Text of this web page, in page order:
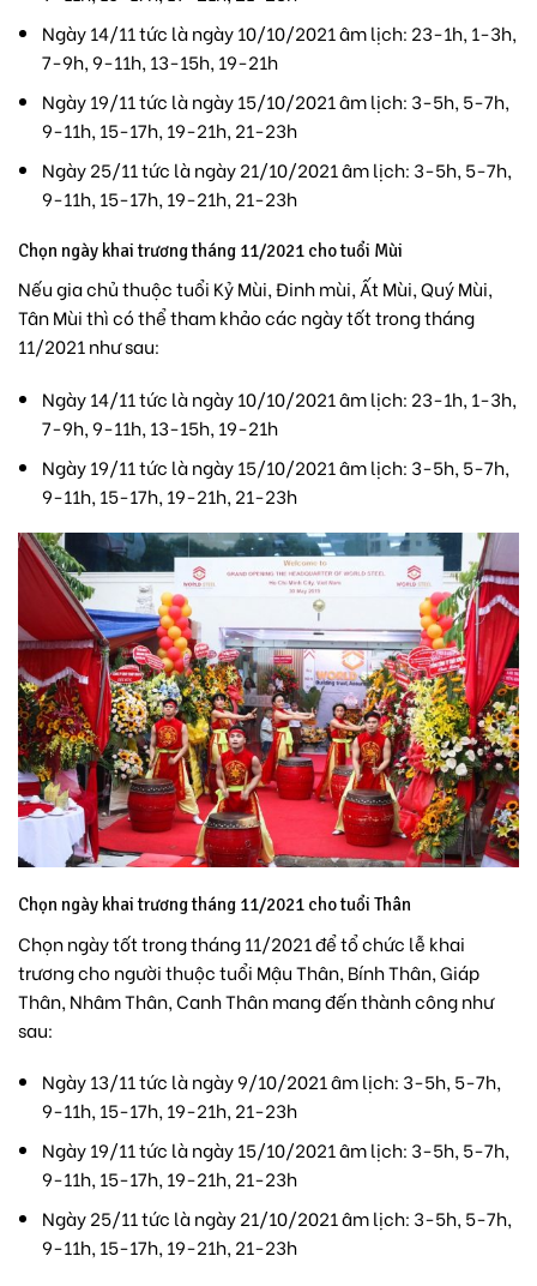
Ngày 14/11 tức là ngày 10/10/2021 âm lịch: 23-1h, 1-3h,
7-9h, 9-11h, 13-15h, 19-21h
Ngày 19/11 tức là ngày 15/10/2021 âm lịch: 3-5h, 5-7h,
9-11h, 15-17h, 19-21h, 21-23h
Ngày 25/11 tức là ngày 21/10/2021 âm lịch: 3-5h, 5-7h,
9-11h, 15-17h, 19-21h, 21-23h
Chọn ngày khai trương tháng 11/2021 cho tuổi Mùi
Nếu gia chủ thuộc tuổi Kỷ Mùi, Đinh mùi, Ất Mùi, Quý Mùi,
Tân Mùi thì có thể tham khảo các ngày tốt trong tháng
11/2021 như sau:
Ngày 14/11 tức là ngày 10/10/2021 âm lịch: 23-1h, 1-3h,
7-9h, 9-11h, 13-15h, 19-21h
Ngày 19/11 tức là ngày 15/10/2021 âm lịch: 3-5h, 5-7h,
9-11h, 15-17h, 19-21h, 21-23h
Chọn ngày khai trương tháng 11/2021 cho tuổi Thân
Chọn ngày tốt trong tháng 11/2021 để tổ chức lễ khai
trương cho người thuộc tuổi Mậu Thân, Bính Thân, Giáp
Thân, Nhâm Thân, Canh Thân mang đến thành công như
sau:
Ngày 13/11 tức là ngày 9/10/2021 âm lịch: 3-5h, 5-7h,
9-11h, 15-17h, 19-21h, 21-23h
Ngày 19/11 tức là ngày 15/10/2021 âm lịch: 3-5h, 5-7h,
9-11h, 15-17h, 19-21h, 21-23h
Ngày 25/11 tức là ngày 21/10/2021 âm lịch: 3-5h, 5-7h,
9-11h, 15-17h, 19-21h, 21-23h